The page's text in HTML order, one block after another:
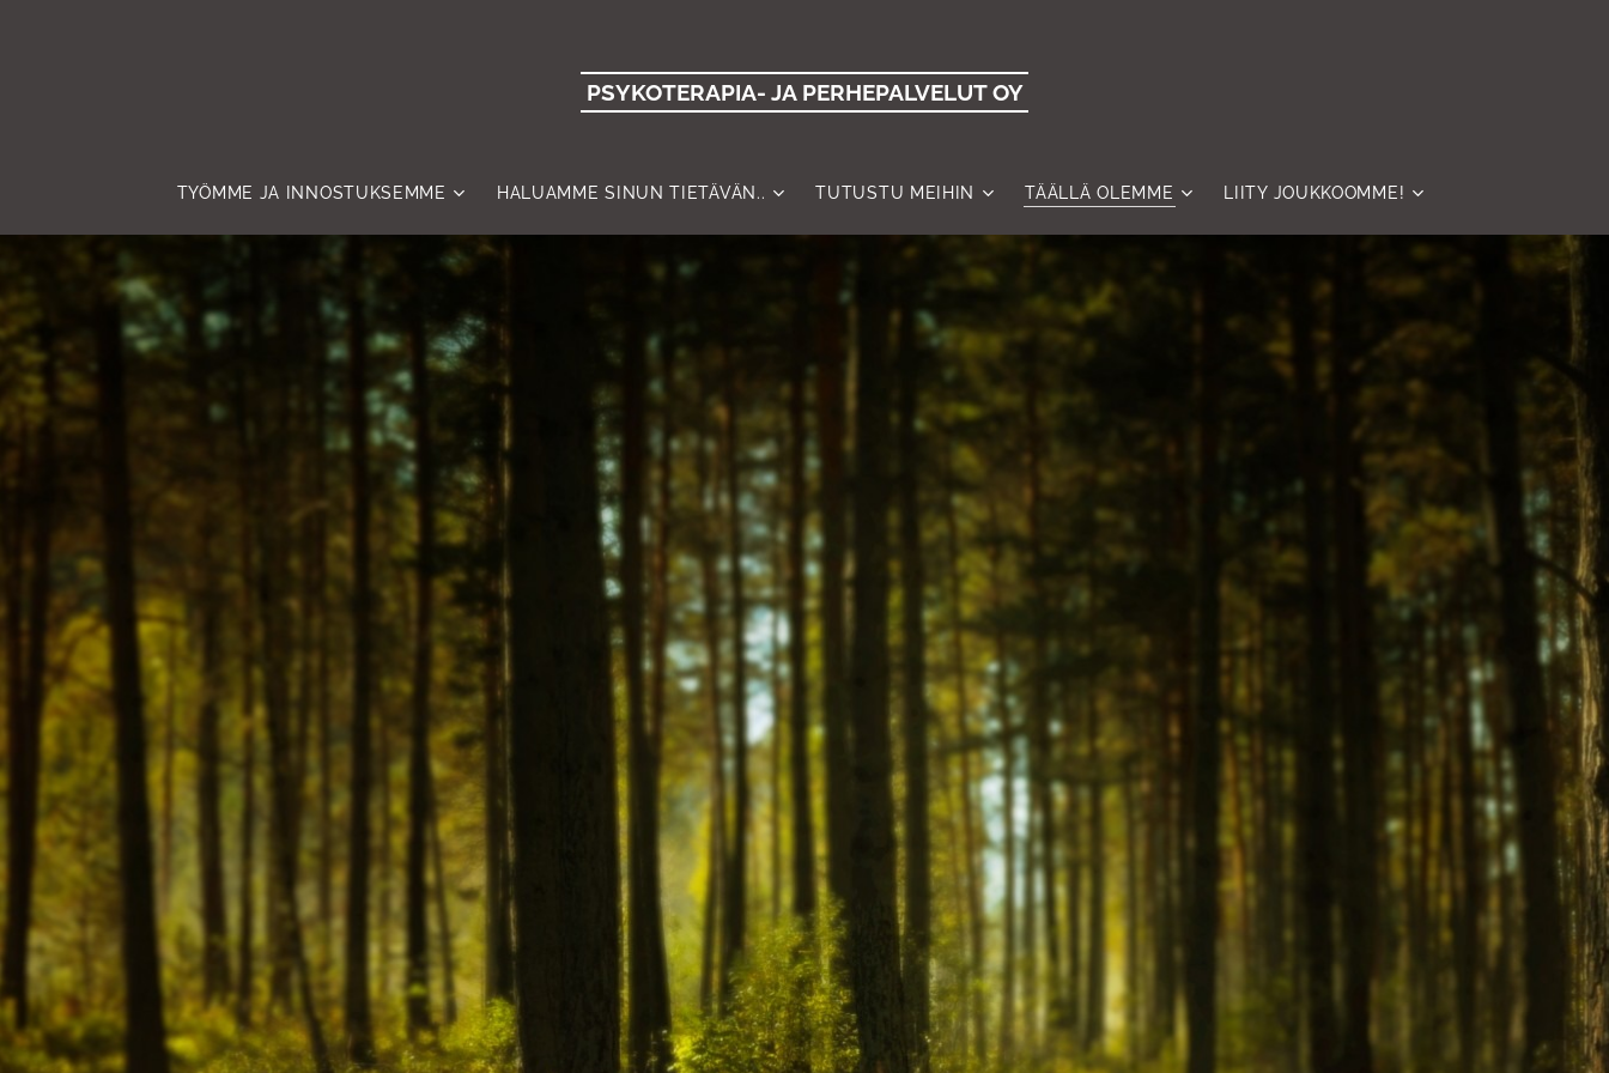
PSYKOTERAPIA- JA PERHEPALVELUT OY
TYÖMME JA INNOSTUKSEMME HALUAMME SINUN TIETÄVÄN.. TUTUSTU MEIHIN TÄÄLLÄ OLEMME LIITY JOUKKOOMME!